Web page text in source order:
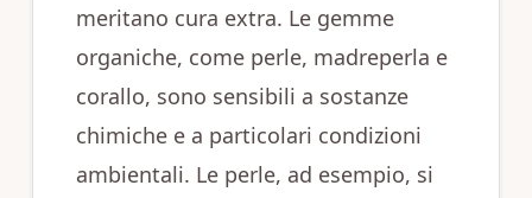
meritano cura extra. Le gemme
organiche, come perle, madreperla e
corallo, sono sensibili a sostanze
chimiche e a particolari condizioni
ambientali. Le perle, ad esempio, si